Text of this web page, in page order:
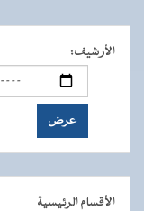
الأرشيف:
الأقسام الرئيسية